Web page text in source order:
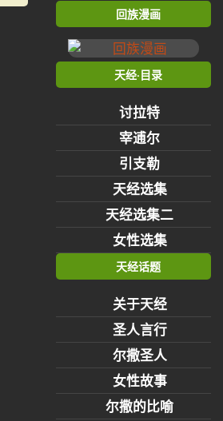
回族漫画
天经·目录
讨拉特
宰逋尔
引支勒
天经选集
天经选集二
女性选集
天经话题
关于天经
圣人言行
尔撒圣人
女性故事
尔撒的比喻